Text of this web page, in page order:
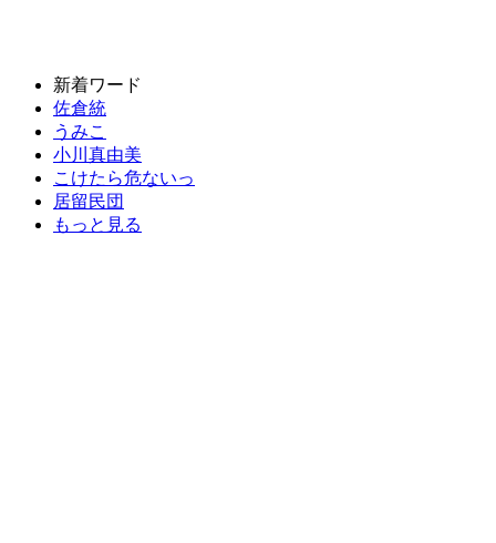
新着ワード
佐倉統
うみこ
小川真由美
こけたら危ないっ
居留民団
もっと見る